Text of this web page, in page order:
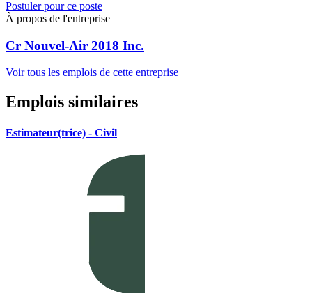
Postuler pour ce poste
À propos de l'entreprise
Cr Nouvel-Air 2018 Inc.
Voir tous les emplois de cette entreprise
Emplois similaires
Estimateur(trice) - Civil